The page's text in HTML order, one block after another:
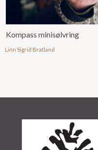
Kompass minisølvring
Linn Sigrid Bratland